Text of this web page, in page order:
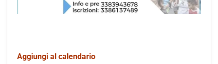
Aggiungi al calendario